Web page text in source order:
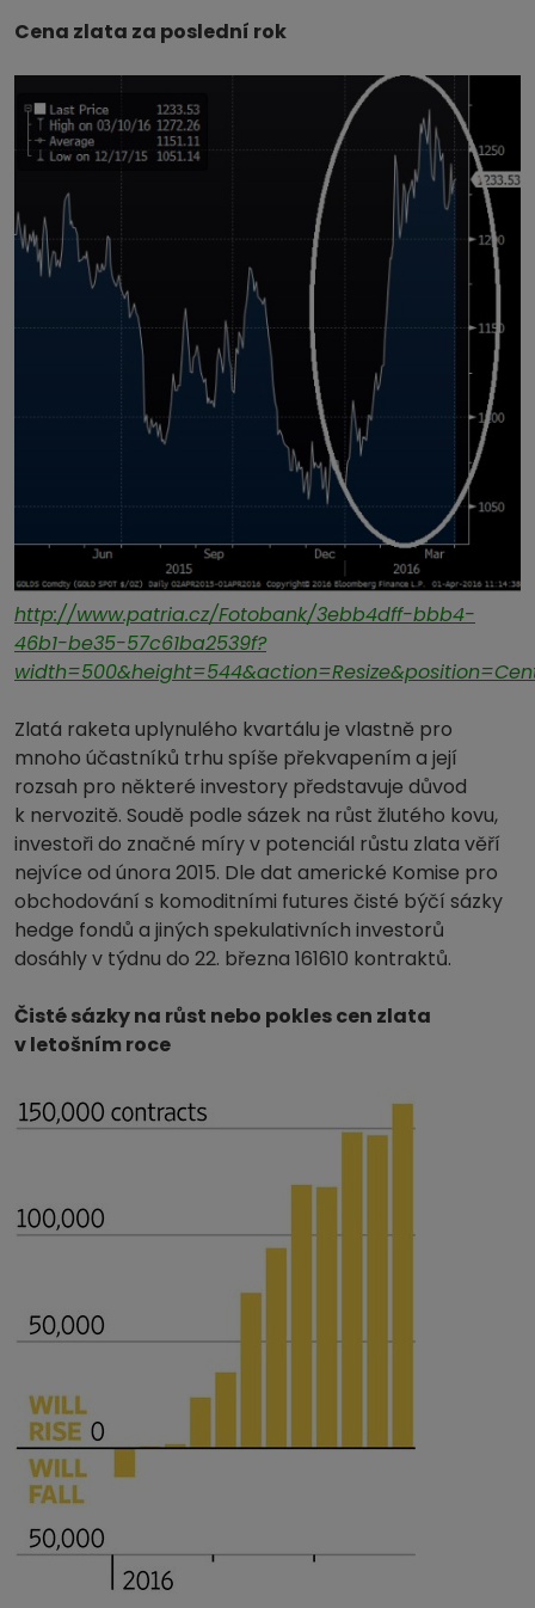
Cena zlata za poslední rok
http://www.patria.cz/Fotobank/3ebb4dff-bbb4-
46b1-be35-57c61ba2539f?
Zlatá raketa uplynulého kvartálu je vlastně pro
mnoho účastníků trhu spíše překvapením a její
rozsah pro některé investory představuje důvod
k nervozitě. Soudě podle sázek na růst žlutého kovu,
investoři do značné míry v potenciál růstu zlata věří
nejvíce od února 2015. Dle dat americké Komise pro
obchodování s komoditními futures čisté býčí sázky
hedge fondů a jiných spekulativních investorů
dosáhly v týdnu do 22. března 161610 kontraktů.
Čisté sázky na růst nebo pokles cen zlata
v letošním roce